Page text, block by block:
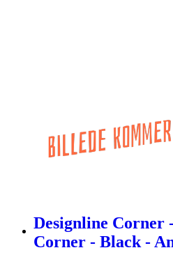
Designline Corner
Corner - Black -